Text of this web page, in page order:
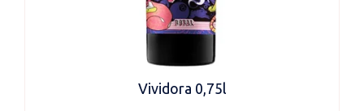
Vividora 0,75l